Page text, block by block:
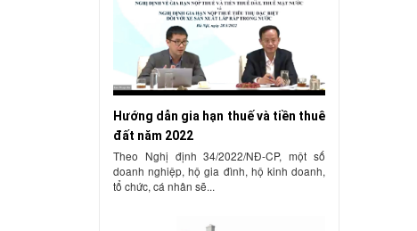
Hướng dẫn gia hạn thuế và tiền thuê
đất năm 2022
Theo Nghị định 34/2022/NĐ-CP, một số
doanh nghiệp, hộ gia đình, hộ kinh doanh,
tổ chức, cá nhân sẽ...